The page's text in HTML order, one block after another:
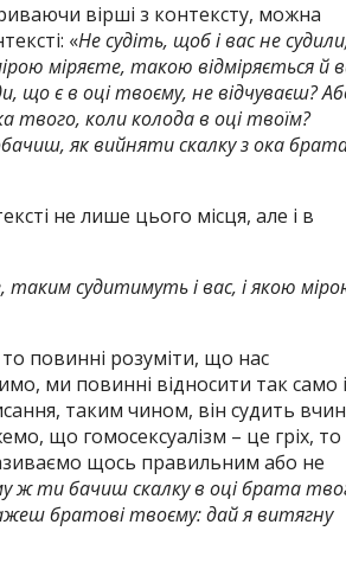
вірші з контексту, можна
«Не судіть, щоб і вас не
міряєте, такою відміряється й
що є в оці твоєму, не відчуваєш?
твого, коли колода в оці твоїм?
як вийняти скалку з ока
не лише цього місця, але і в
таким судитимуть і вас, і якою
повинні розуміти, що нас
ми повинні відносити так само
таким чином, він судить
що гомосексуалізм – це гріх,
щось правильним або не
ж ти бачиш скалку в оці брата
братові твоєму: дай я витягну